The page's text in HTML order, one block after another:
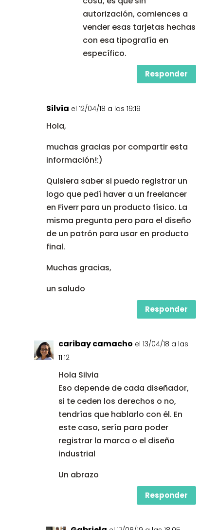
autorización, comiences a
vender esas tarjetas hechas
con esa tipografía en
específico.
Responder
Silvia el 12/04/18 a las 19:19
Hola,
muchas gracias por compartir esta
información!:)
Quisiera saber si puedo registrar un
logo que pedí haver a un freelancer
en Fiverr para un producto físico. La
misma pregunta pero para el diseño
de un patrón para usar en producto
final.
Muchas gracias,
un saludo
Responder
caribay camacho el 13/04/18 a las
11:12
Hola Silvia
Eso depende de cada diseñador,
si te ceden los derechos o no,
tendrías que hablarlo con él. En
este caso, sería para poder
registrar la marca o el diseño
industrial
Un abrazo
Responder